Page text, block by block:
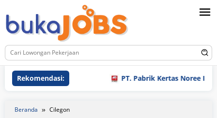
ke
konten
Rekomendasi: PT. Pabrik Kertas Noree
Beranda Cilegon